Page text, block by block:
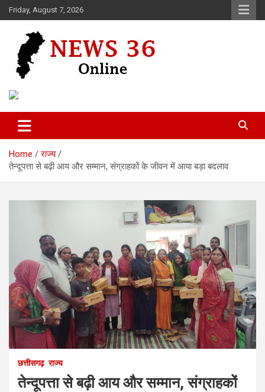
Skip
to
Friday, August 7, 2026
News 36
Home
राज्य
तेन्दूपत्ता से बढ़ी आय और सम्मान, संग्राहकों के जीवन में आया बड़ा बदलाव
छत्तीसगढ़ राज्य
तेन्दूपत्ता से बढ़ी आय और सम्मान, संग्राहकों